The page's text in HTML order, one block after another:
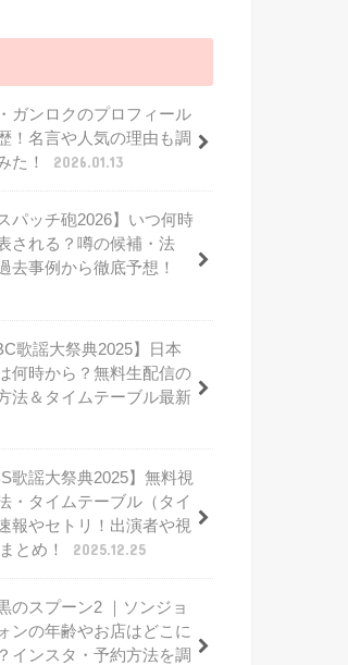
ガンロクのプロフィール
！名言や人気の理由も調
た！
2026.01.13
パッチ砲2026】いつ何時
される？噂の候補・法
去事例から徹底予想！
歌謡大祭典2025】日本
何時から？無料生配信の
法＆タイムテーブル最新
歌謡大祭典2025】無料視
・タイムテーブル（タイ
報やセトリ！出演者や視
とめ！
2025.12.25
のスプーン2 ｜ソンジョ
ンの年齢やお店はどこに
インスタ・予約方法を調